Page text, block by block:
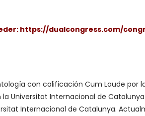
https://dualcongress.com/
con calificación Cum Laude por
Universitat Internacional de
Internacional de Catalunya.